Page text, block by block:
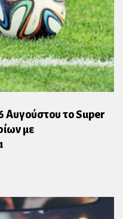
Αυγούστου το Super
με